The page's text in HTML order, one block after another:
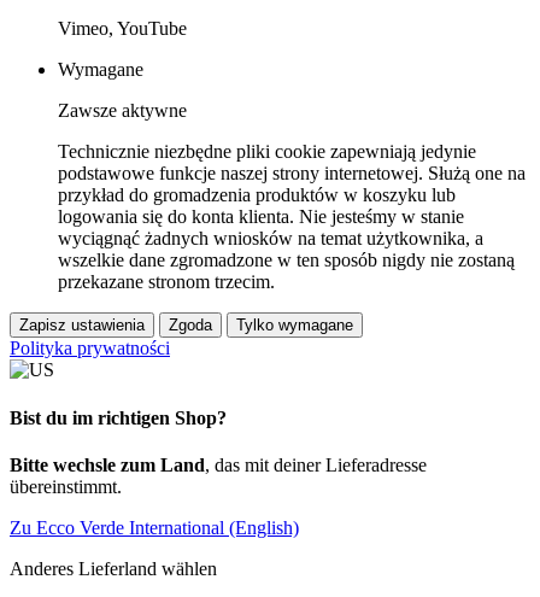
Vimeo, YouTube
Wymagane
Zawsze aktywne
Technicznie niezbędne pliki cookie zapewniają jedynie
podstawowe funkcje naszej strony internetowej. Służą one na
przykład do gromadzenia produktów w koszyku lub
logowania się do konta klienta. Nie jesteśmy w stanie
wyciągnąć żadnych wniosków na temat użytkownika, a
wszelkie dane zgromadzone w ten sposób nigdy nie zostaną
przekazane stronom trzecim.
Zapisz ustawienia Zgoda Tylko wymagane
Polityka prywatności
Bist du im richtigen Shop?
Bitte wechsle zum Land, das mit deiner Lieferadresse
übereinstimmt.
Zu Ecco Verde International (English)
Anderes Lieferland wählen